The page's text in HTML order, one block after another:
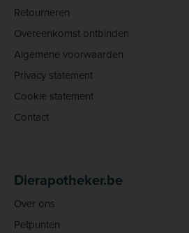
Retourneren
Overeenkomst ontbinden
Algemene voorwaarden
Privacy statement
Cookie statement
Contact
Dierapotheker.be
Over ons
Petpunten